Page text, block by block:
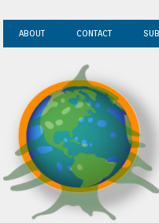
ABOUT CONTACT